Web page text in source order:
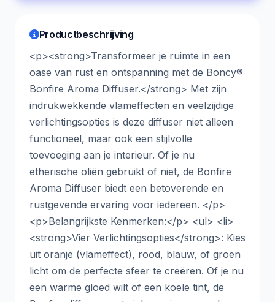
Productbeschrijving
<p><strong>Transformeer je ruimte in een
oase van rust en ontspanning met de Boncy®
Bonfire Aroma Diffuser.</strong> Met zijn
indrukwekkende vlameffecten en veelzijdige
verlichtingsopties is deze diffuser niet alleen
functioneel, maar ook een stijlvolle
toevoeging aan je interieur. Of je nu
etherische oliën gebruikt of niet, de Bonfire
Aroma Diffuser biedt een betoverende en
rustgevende ervaring voor iedereen. </p>
<p>Belangrijkste Kenmerken:</p> <ul> <li>
<strong>Vier Verlichtingsopties</strong>: Kies
uit oranje (vlameffect), rood, blauw, of groen
licht om de perfecte sfeer te creëren. Of je nu
een warme gloed wilt of een koele tint, de